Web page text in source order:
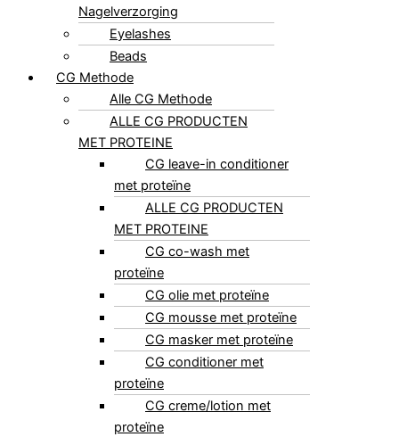
Nagelverzorging
Eyelashes
Beads
CG Methode
Alle CG Methode
ALLE CG PRODUCTEN
MET PROTEINE
CG leave-in conditioner
met proteïne
ALLE CG PRODUCTEN
MET PROTEINE
CG co-wash met
proteïne
CG olie met proteïne
CG mousse met proteïne
CG masker met proteïne
CG conditioner met
proteïne
CG creme/lotion met
proteïne